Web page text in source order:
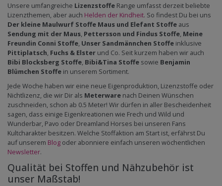
Unsere umfangreiche Lizenzstoffe Range umfasst derzeit beliebte
Lizenzthemen, aber auch Helden der Kindheit. So findest Du bei uns
Der kleine Maulwurf Stoffe Maus und Elefant Stoffe aus
Sendung mit der Maus, Pettersson und Findus Stoffe, Meine
Freundin Conni Stoffe, Unser Sandmännchen Stoffe inklusive
Pittiplatsch, Fuchs & Elster und Co. Seit kurzem haben wir auch
Bibi Blocksberg Stoffe, Bibi&Tina Stoffe sowie Benjamin
Blümchen Stoffe in unserem Sortiment.
Jede Woche haben wir eine neue Eigenproduktion, Lizenzstoffe oder
Nichtlizenz, die wir Dir als Meterware nach Deinen Wünschen
zuschneiden, schon ab 0.5 Meter! Wir dürfen in aller Bescheidenheit
sagen, dass einige Eigenkreationen wie Frech und Wild und
Wunderbar, Pavo oder Dreamland Horses bei unseren Fans
Kultcharakter besitzen. Welche Stoffaktion am Start ist, erfährst Du
auf unserem Blog oder abonniere einfach unseren wöchentlichen
Newsletter.
Qualität bei Stoffen und Nähzubehör ist
unser Maßstab!